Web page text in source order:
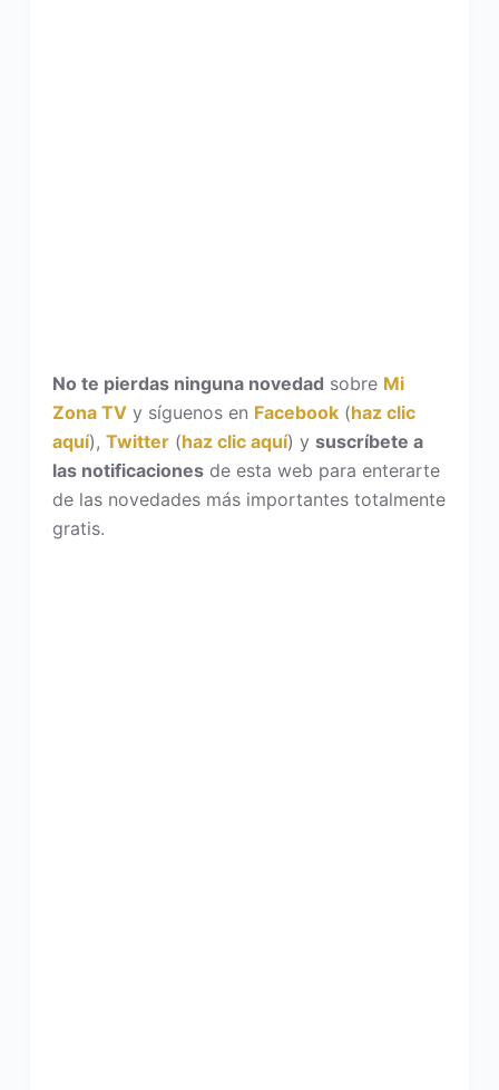
No te pierdas ninguna novedad sobre Mi
Zona TVy síguenos en Facebook(haz clic
aquí), Twitter(haz clic aquí) y suscríbete a
las notificacionesde esta web para enterarte
de las novedades más importantes totalmente
gratis.